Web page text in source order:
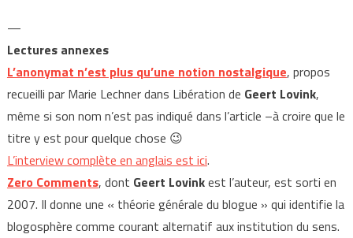
—
Lectures annexes
L’anonymat n’est plus qu’une notion nostalgique, propos
recueilli par Marie Lechner dans Libération de Geert Lovink,
même si son nom n’est pas indiqué dans l’article –à croire que le
titre y est pour quelque chose 😉
L’interview complète en anglais est ici.
Zero Comments, dont Geert Lovinkest l’auteur, est sorti en
2007. Il donne une « théorie générale du blogue » qui identifie la
blogosphère comme courant alternatif aux institution du sens.